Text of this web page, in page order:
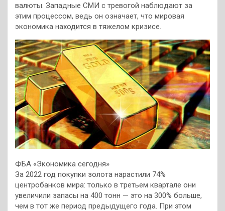
валюты. Западные СМИ с тревогой наблюдают за
этим процессом, ведь он означает, что мировая
экономика находится в тяжелом кризисе.
ФБА «Экономика сегодня»
За 2022 год покупки золота нарастили 74%
центробанков мира: только в третьем квартале они
увеличили запасы на 400 тонн — это на 300% больше,
чем в тот же период предыдущего года. При этом